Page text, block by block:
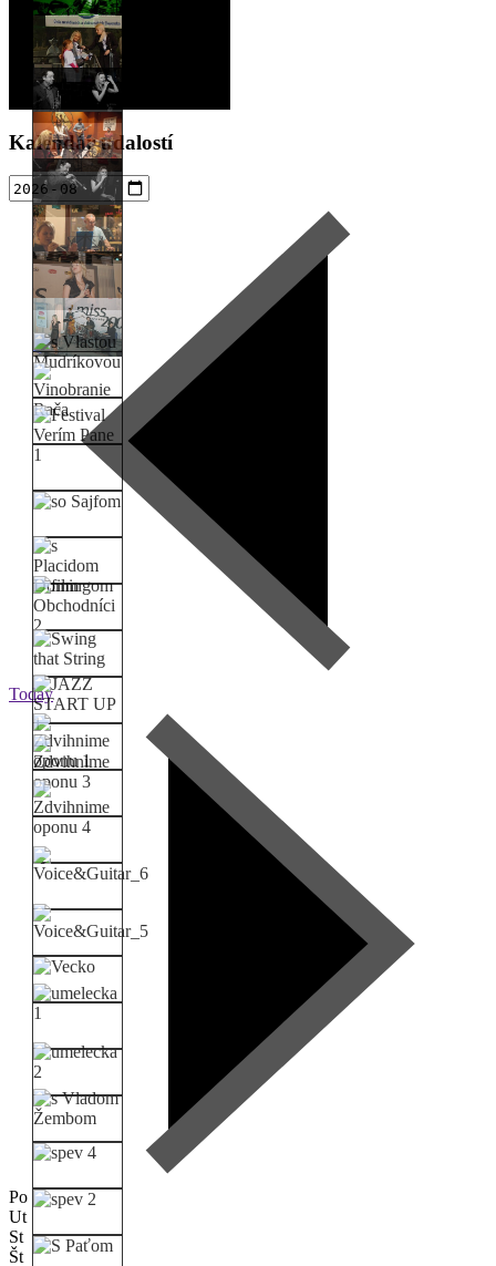
Kalendár udalostí
Today
Po
Ut
St
Št